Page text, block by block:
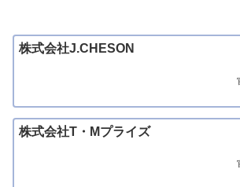
株式会社J.CHESON
株式会社T・Mプライズ